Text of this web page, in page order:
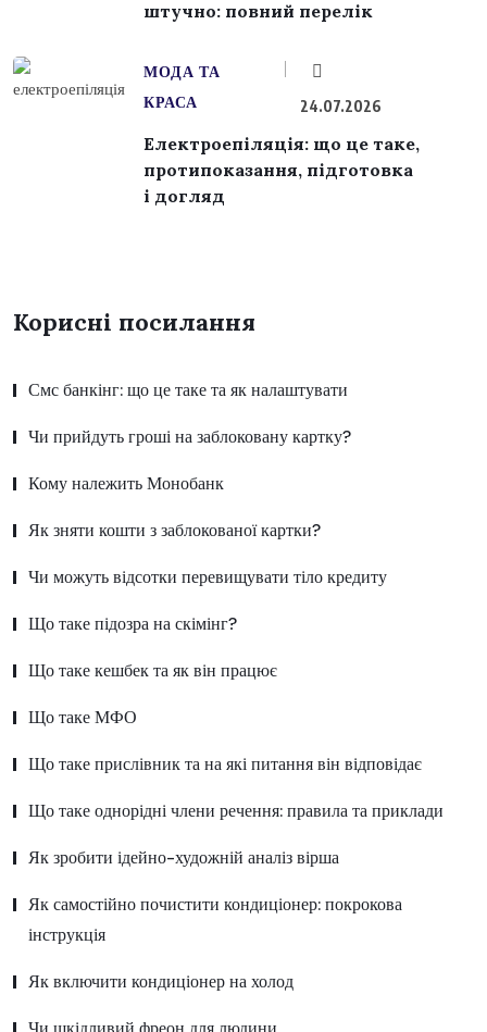
штучно: повний перелік
МОДА ТА
КРАСА
24.07.2026
Електроепіляція: що це таке,
протипоказання, підготовка
і догляд
Корисні посилання
Смс банкінг: що це таке та як налаштувати
Чи прийдуть гроші на заблоковану картку?
Кому належить Монобанк
Як зняти кошти з заблокованої картки?
Чи можуть відсотки перевищувати тіло кредиту
Що таке підозра на скімінг?
Що таке кешбек та як він працює
Що таке МФО
Що таке прислівник та на які питання він відповідає
Що таке однорідні члени речення: правила та приклади
Як зробити ідейно-художній аналіз вірша
Як самостійно почистити кондиціонер: покрокова
інструкція
Як включити кондиціонер на холод